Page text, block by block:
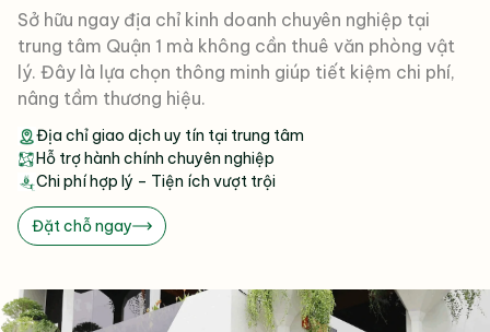
Sở hữu ngay địa chỉ kinh doanh chuyên nghiệp tại
trung tâm Quận 1 mà không cần thuê văn phòng vật
lý. Đây là lựa chọn thông minh giúp tiết kiệm chi phí,
nâng tầm thương hiệu.
Địa chỉ giao dịch uy tín tại trung tâm
Hỗ trợ hành chính chuyên nghiệp
Chi phí hợp lý – Tiện ích vượt trội
Đặt chỗ ngay